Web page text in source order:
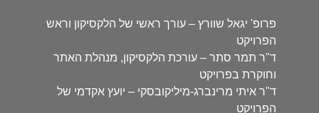
פרופ' יגאל שוורץ – עורך ראשי של הלקסיקון וראש
הפרויקט
ד"ר תמר סתר – עורכת הלקסיקון, מנהלת האתר
וחוקרת בפרויקט
ד"ר איתי מרינברג-מיליקובסקי – יועץ אקדמי של
הפרויקט